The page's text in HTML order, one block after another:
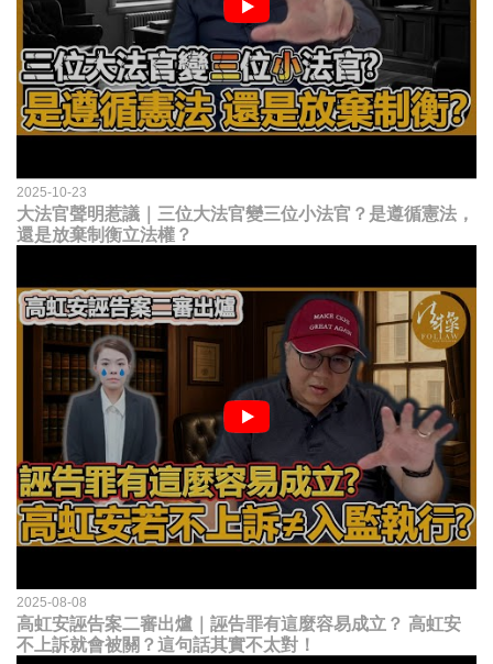
2025-10-23
大法官聲明惹議｜三位大法官變三位小法官？是遵循憲法，
還是放棄制衡立法權？
2025-08-08
高虹安誣告案二審出爐｜誣告罪有這麼容易成立？ 高虹安
不上訴就會被關？這句話其實不太對！